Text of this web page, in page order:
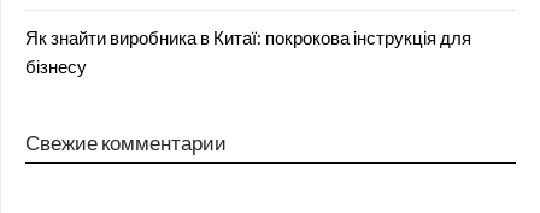
Як знайти виробника в Китаї: покрокова інструкція для
бізнесу
Свежие комментарии